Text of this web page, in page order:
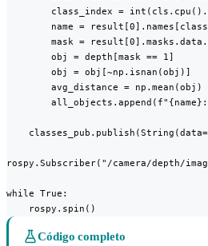
class_index =
name =
mask =
        obj = depth[mask == 1]
        obj = obj[~np.isnan(obj)]
avg_distance = np.mean(obj)
rospy.Subscriber("/camera/depth/
while True:
    rospy.spin()
Código completo